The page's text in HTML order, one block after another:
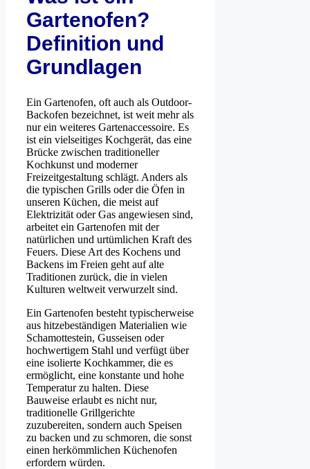
Gartenofen?
Definition und
Grundlagen
Ein Gartenofen, oft auch als Outdoor-
Backofen bezeichnet, ist weit mehr als
nur ein weiteres Gartenaccessoire. Es
ist ein vielseitiges Kochgerät, das eine
Brücke zwischen traditioneller
Kochkunst und moderner
Freizeitgestaltung schlägt. Anders als
die typischen Grills oder die Öfen in
unseren Küchen, die meist auf
Elektrizität oder Gas angewiesen sind,
arbeitet ein Gartenofen mit der
natürlichen und urtümlichen Kraft des
Feuers. Diese Art des Kochens und
Backens im Freien geht auf alte
Traditionen zurück, die in vielen
Kulturen weltweit verwurzelt sind.
Ein Gartenofen besteht typischerweise
aus hitzebeständigen Materialien wie
Schamottestein, Gusseisen oder
hochwertigem Stahl und verfügt über
eine isolierte Kochkammer, die es
ermöglicht, eine konstante und hohe
Temperatur zu halten. Diese
Bauweise erlaubt es nicht nur,
traditionelle Grillgerichte
zuzubereiten, sondern auch Speisen
zu backen und zu schmoren, die sonst
einen herkömmlichen Küchenofen
erfordern würden.